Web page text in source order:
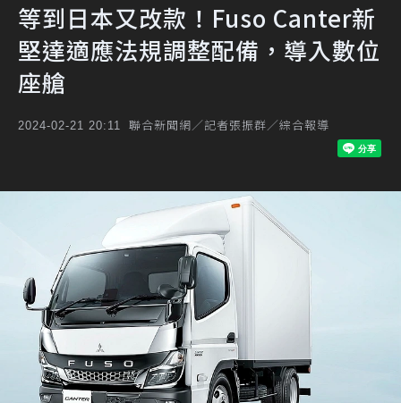
等到日本又改款！Fuso Canter新
堅達適應法規調整配備，導入數位
座艙
2024-02-21 20:11 聯合新聞網／記者張振群／綜合報導